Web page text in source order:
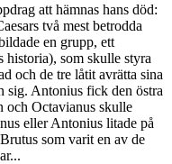
att hämnas hans död:
två mest betrodda
en grupp, ett
som skulle styra
och de tre låtit avrätta sina
sig. Antonius fick den östra
och Octavianus skulle
eller Antonius litade på
som varit en av de